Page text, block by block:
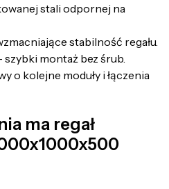
stali odpornej na
stabilność regału.
szybki montaż bez śrub.
o kolejne moduły i łączenia
ma regał